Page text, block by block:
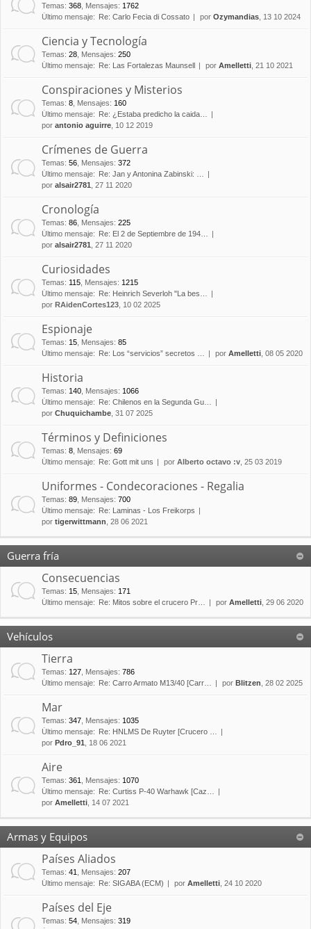
Temas: 368 Mensajes: 1762
Último mensaje:
Re: Carlo Fecia di Cossato por Ozymandias , 13 10 2024
Ciencia y Tecnología
Temas: 28 Mensajes: 250
Último mensaje:
Re: Las Fortalezas Maunsell por Amelletti , 21 10 2021
Conspiraciones y Misterios
Temas: 8 Mensajes: 160
Último mensaje:
Re: ¿Estaba predicho la caida…
por antonio aguirre , 10 12 2019
Crímenes de Guerra
Temas: 56 Mensajes: 372
Último mensaje:
Re: Jan y Antonina Zabinski: …
por alsair2781 , 27 11 2020
Cronología
Temas: 86 Mensajes: 225
Último mensaje:
Re: El 2 de Septiembre de 194…
por alsair2781 , 27 11 2020
Curiosidades
Temas: 115 Mensajes: 1215
Último mensaje:
Re: Heinrich Severloh "La bes…
por RAidenCortes123 , 10 02 2025
Espionaje
Temas: 15 Mensajes: 85
Último mensaje:
Re: Los “servicios” secretos … por Amelletti , 08 05 2020
Historia
Temas: 140 Mensajes: 1066
Último mensaje:
Re: Chilenos en la Segunda Gu…
por Chuquichambe , 31 07 2025
Términos y Definiciones
Temas: 8 Mensajes: 69
Último mensaje:
Re: Gott mit uns por Alberto octavo :v , 25 03 2019
Uniformes - Condecoraciones - Regalia
Temas: 89 Mensajes: 700
Último mensaje:
Re: Laminas - Los Freikorps
por tigerwittmann , 28 06 2021
Guerra fría
Consecuencias
Temas: 15 Mensajes: 171
Último mensaje:
Re: Mitos sobre el crucero Pr… por Amelletti , 29 06 2020
Vehículos
Tierra
Temas: 127 Mensajes: 786
Último mensaje:
Re: Carro Armato M13/40 [Carr… por Blitzen , 28 02 2025
Mar
Temas: 347 Mensajes: 1035
Último mensaje:
Re: HNLMS De Ruyter [Crucero …
por Pdro_91 , 18 06 2021
Aire
Temas: 361 Mensajes: 1070
Último mensaje:
Re: Curtiss P-40 Warhawk [Caz…
por Amelletti , 14 07 2021
Armas y Equipos
Países Aliados
Temas: 41 Mensajes: 207
Último mensaje:
Re: SIGABA (ECM) por Amelletti , 24 10 2020
Países del Eje
Temas: 54 Mensajes: 319